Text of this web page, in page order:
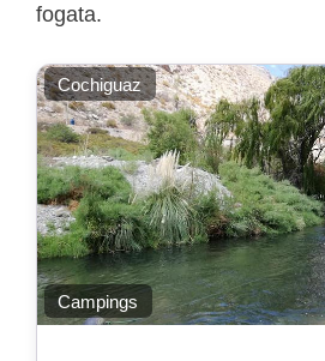
fogata.
Cochiguaz
Campings